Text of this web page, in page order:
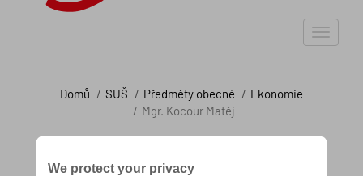
Toggle
Domů SUŠ Předměty obecné
Ekonomie
Mgr. Kocour Matěj
We protect your privacy